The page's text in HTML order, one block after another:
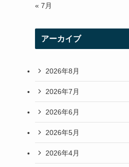
« 7月
アーカイブ
2026年8月
2026年7月
2026年6月
2026年5月
2026年4月